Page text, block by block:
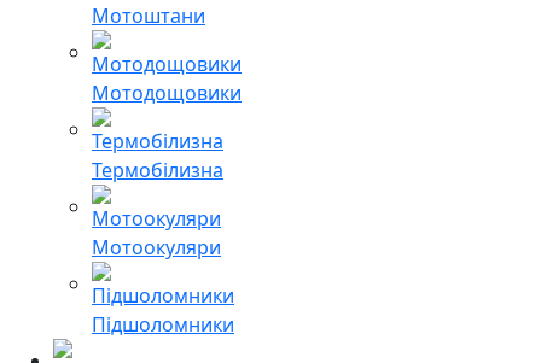
Мотоштани
Мотодощовики
Термобілизна
Мотоокуляри
Підшоломники